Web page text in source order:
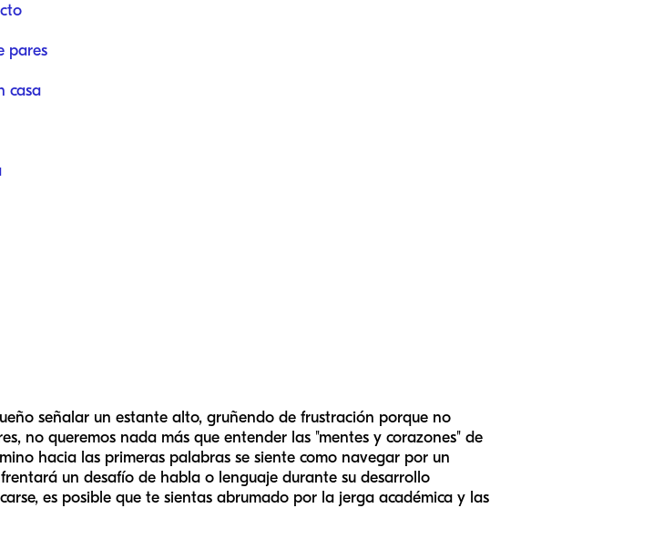
pares
casa
señalar un estante alto, gruñendo de frustración porque no
no queremos nada más que entender las "mentes y corazones" de
hacia las primeras palabras se siente como navegar por un
un desafío de habla o lenguaje durante su desarrollo
es posible que te sientas abrumado por la jerga académica y las